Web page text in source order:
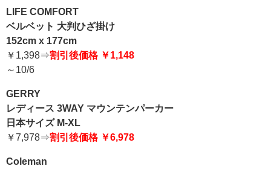
LIFE COMFORT
ベルベット 大判ひざ掛け
152cm x 177cm
￥1,398⇒割引後価格 ￥1,148
～10/6
GERRY
レディース 3WAY マウンテンパーカー
日本サイズ M-XL
￥7,978⇒割引後価格 ￥6,978
Coleman